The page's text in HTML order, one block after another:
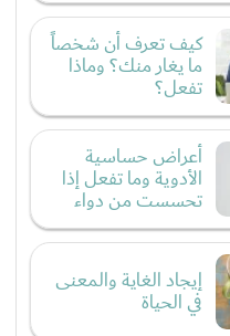
كيف تعرف أن شخصاً
ما يغار منك؟ وماذا
تفعل؟
أعراض حساسية
الأدوية وما تفعل إذا
تحسست من دواء
إيجاد الغاية والمعنى
في الحياة